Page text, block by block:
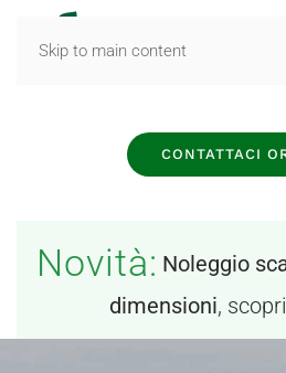
Skip to main content
CONTATTACI
Novità: Noleggio
dimensioni,